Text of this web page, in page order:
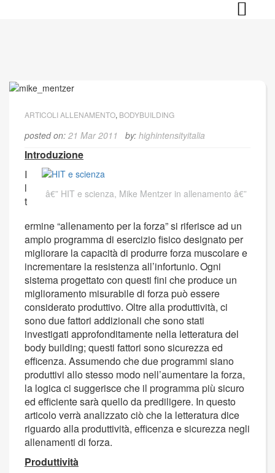
ARTICOLI ALLENAMENTO, BODYBUILDING
posted on: 21 Mar 2011 by: highintensityitalia
Introduzione
HIT e scienza, Mike Mentzer in allenamento
I
l
t
ermine “allenamento per la forza” si riferisce ad un
ampio programma di esercizio fisico designato per
migliorare la capacità di produrre forza muscolare e
incrementare la resistenza all’infortunio. Ogni
sistema progettato con questi fini che produce un
miglioramento misurabile di forza può essere
considerato produttivo. Oltre alla produttività, ci
sono due fattori addizionali che sono stati
investigati approfonditamente nella letteratura del
body building; questi fattori sono sicurezza ed
efficenza. Assumendo che due programmi siano
produttivi allo stesso modo nell’aumentare la forza,
la logica ci suggerisce che il programma più sicuro
ed efficiente sarà quello da prediligere. In questo
articolo verrà analizzato ciò che la letteratura dice
riguardo alla produttività, efficenza e sicurezza negli
allenamenti di forza.
Produttività